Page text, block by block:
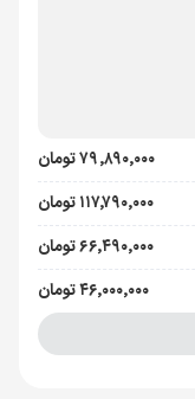
۷۹٬۸۹۰٬۰۰۰ تومان
۱۱۷٬۷۹۰٬۰۰۰ تومان
۶۶٬۴۹۰٬۰۰۰ تومان
۴۶٬۰۰۰٬۰۰۰ تومان